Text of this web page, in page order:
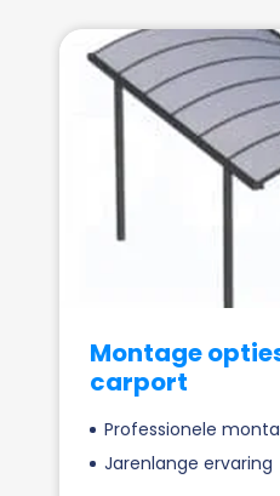
Montage
carport
Professionele
Jarenlange ervaring